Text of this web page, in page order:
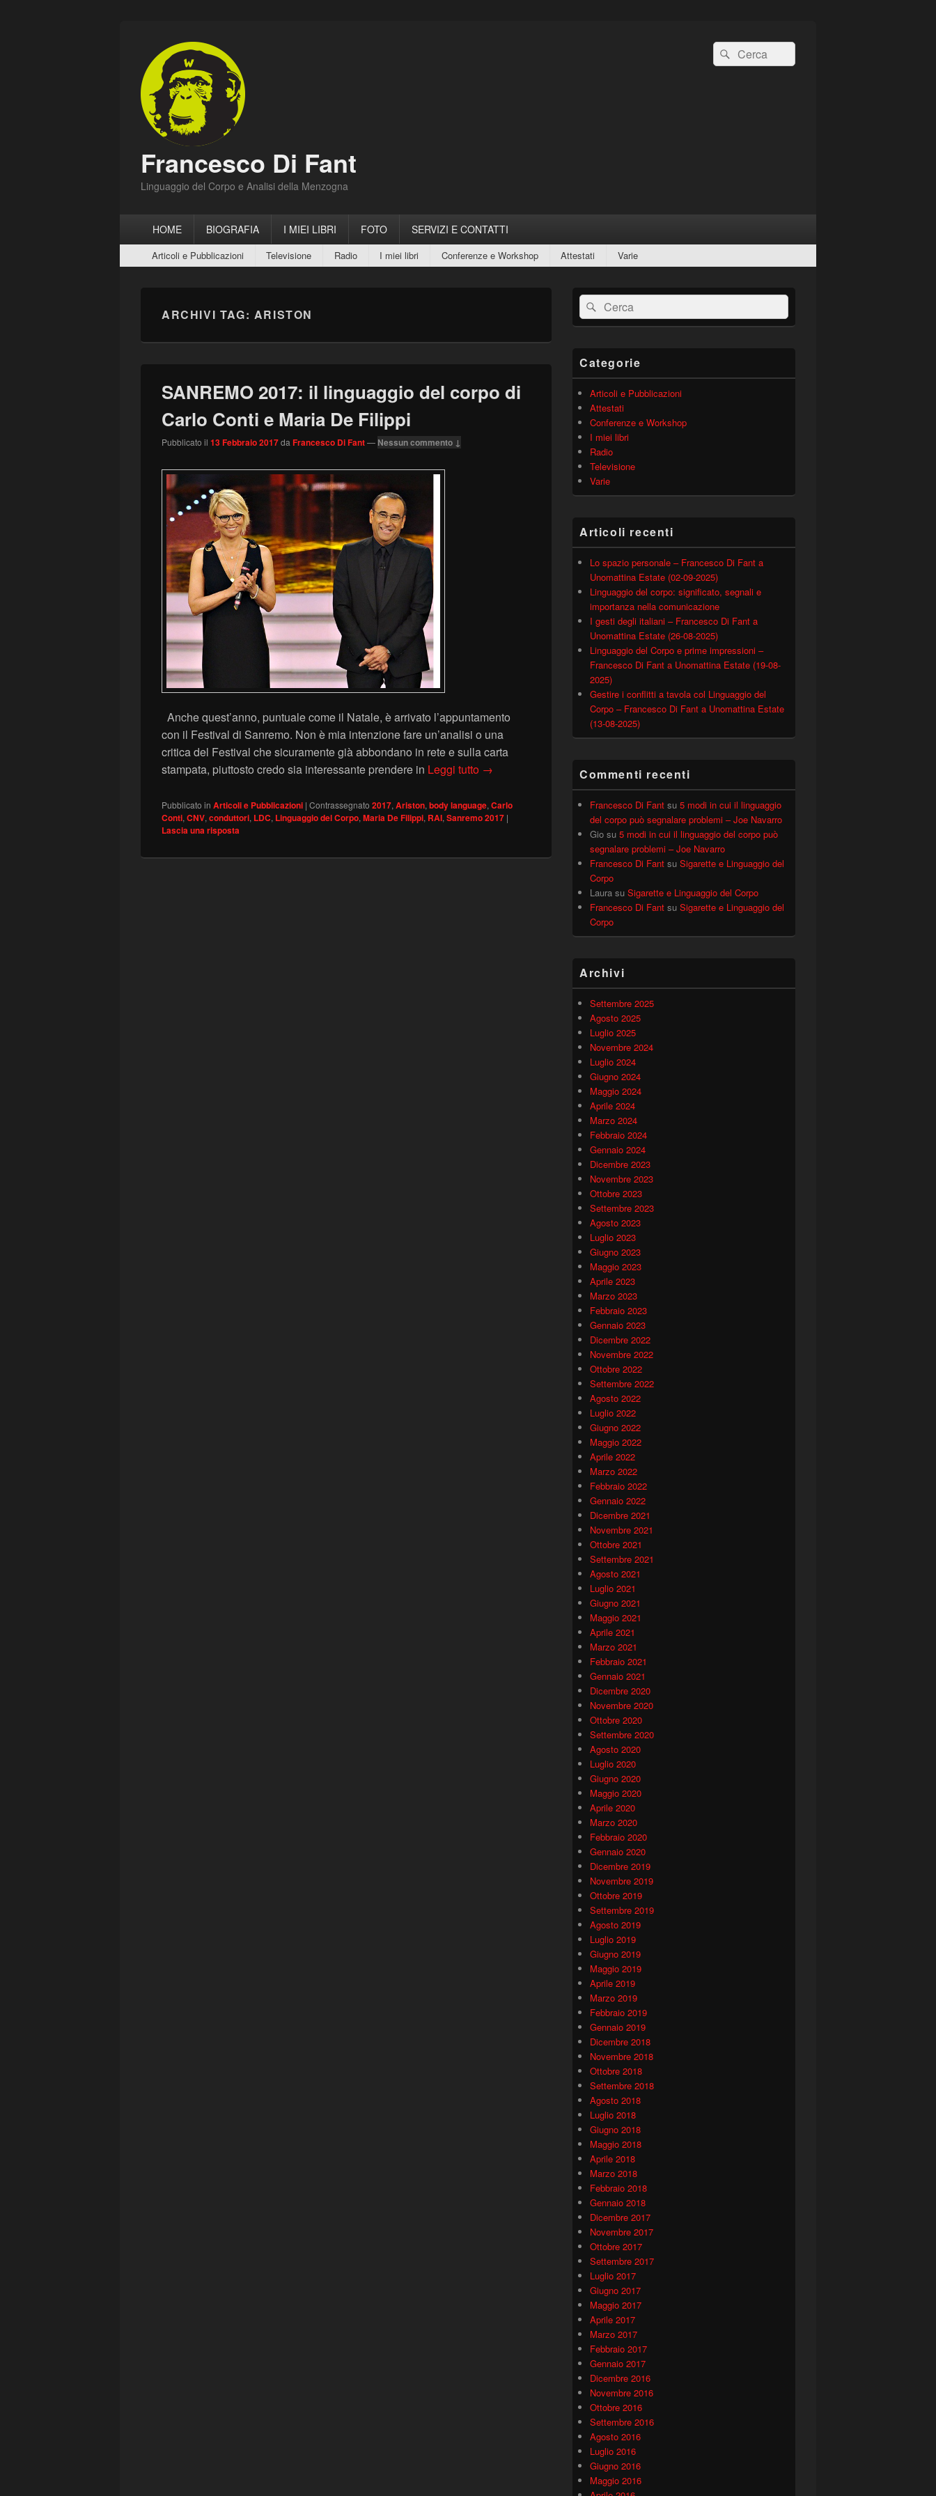
Francesco Di Fant
Linguaggio del Corpo e Analisi della Menzogna
Cerca:Cerca
principaleHOME BIOGRAFIA I MIEI LIBRI FOTO SERVIZI E CONTATTI
secondario
Articoli e Pubblicazioni Televisione Radio I miei libri Conferenze e Workshop Attestati Varie
ARCHIVI TAG: ARISTON
SANREMO 2017: il linguaggio del corpo di
Carlo Conti e Maria De Filippi
Pubblicato il 13 Febbraio 2017da Francesco Di Fant— Nessun commento ↓
Anche quest’anno, puntuale come il Natale, è arrivato l’appuntamento
con il Festival di Sanremo. Non è mia intenzione fare un’analisi o una
critica del Festival che sicuramente già abbondano in rete e sulla carta
stampata, piuttosto credo sia interessante prendere in Leggi tutto SANREMO 2017: il linguaggio del corpo di Carlo Conti e Maria De Filippi
→
Pubblicato in Articoli e Pubblicazioni | Contrassegnato 2017, Ariston, body language, Carlo
Conti, CNV, conduttori, LDC, Linguaggio del Corpo, Maria De Filippi, RAI, Sanremo 2017 |
Lascia una risposta
Area
widget
barra
laterale
Cerca:Cerca
Categorie
Articoli e Pubblicazioni
Attestati
Conferenze e Workshop
I miei libri
Radio
Televisione
Varie
Articoli recenti
Lo spazio personale – Francesco Di Fant a
Unomattina Estate (02-09-2025)
Linguaggio del corpo: significato, segnali e
importanza nella comunicazione
I gesti degli italiani – Francesco Di Fant a
Unomattina Estate (26-08-2025)
Linguaggio del Corpo e prime impressioni –
Francesco Di Fant a Unomattina Estate (19-08-
2025)
Gestire i conflitti a tavola col Linguaggio del
Corpo – Francesco Di Fant a Unomattina Estate
(13-08-2025)
Commenti recenti
Francesco Di Fant su 5 modi in cui il linguaggio
del corpo può segnalare problemi – Joe Navarro
Gio su 5 modi in cui il linguaggio del corpo può
segnalare problemi – Joe Navarro
Francesco Di Fant su Sigarette e Linguaggio del
Corpo
Laura su Sigarette e Linguaggio del Corpo
Francesco Di Fant su Sigarette e Linguaggio del
Corpo
Archivi
Settembre 2025
Agosto 2025
Luglio 2025
Novembre 2024
Luglio 2024
Giugno 2024
Maggio 2024
Aprile 2024
Marzo 2024
Febbraio 2024
Gennaio 2024
Dicembre 2023
Novembre 2023
Ottobre 2023
Settembre 2023
Agosto 2023
Luglio 2023
Giugno 2023
Maggio 2023
Aprile 2023
Marzo 2023
Febbraio 2023
Gennaio 2023
Dicembre 2022
Novembre 2022
Ottobre 2022
Settembre 2022
Agosto 2022
Luglio 2022
Giugno 2022
Maggio 2022
Aprile 2022
Marzo 2022
Febbraio 2022
Gennaio 2022
Dicembre 2021
Novembre 2021
Ottobre 2021
Settembre 2021
Agosto 2021
Luglio 2021
Giugno 2021
Maggio 2021
Aprile 2021
Marzo 2021
Febbraio 2021
Gennaio 2021
Dicembre 2020
Novembre 2020
Ottobre 2020
Settembre 2020
Agosto 2020
Luglio 2020
Giugno 2020
Maggio 2020
Aprile 2020
Marzo 2020
Febbraio 2020
Gennaio 2020
Dicembre 2019
Novembre 2019
Ottobre 2019
Settembre 2019
Agosto 2019
Luglio 2019
Giugno 2019
Maggio 2019
Aprile 2019
Marzo 2019
Febbraio 2019
Gennaio 2019
Dicembre 2018
Novembre 2018
Ottobre 2018
Settembre 2018
Agosto 2018
Luglio 2018
Giugno 2018
Maggio 2018
Aprile 2018
Marzo 2018
Febbraio 2018
Gennaio 2018
Dicembre 2017
Novembre 2017
Ottobre 2017
Settembre 2017
Luglio 2017
Giugno 2017
Maggio 2017
Aprile 2017
Marzo 2017
Febbraio 2017
Gennaio 2017
Dicembre 2016
Novembre 2016
Ottobre 2016
Settembre 2016
Agosto 2016
Luglio 2016
Giugno 2016
Maggio 2016